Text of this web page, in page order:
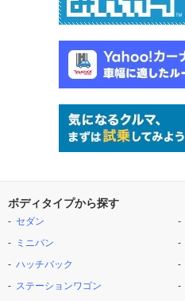
ボディタイプから探す
セダン
ミニバン
ハッチバック
ステーションワゴン